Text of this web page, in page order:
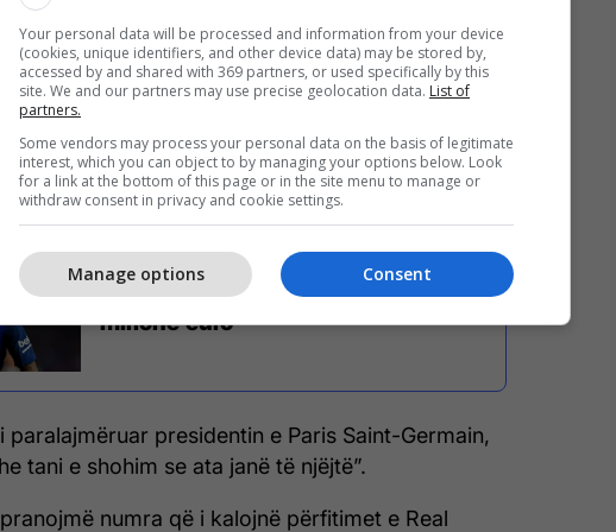
Javier Tebas, e hodhi poshtë
thënë se shkelet dukshëm Financial Fair Play
e paguan klauzolaën e plotë ne do t’i
thënë Tebas për Sport dhe AS.
Neymar do t’i kushtojë PSG-së 502
milionë euro
paralajmëruar presidentin e Paris Saint-Germain,
tani e shohim se ata janë të njëjtë”.
numra që i kalojnë përfitimet e Real
Your personal data will be processed and information from your device
(cookies, unique identifiers, and other device data) may be stored by,
accessed by and shared with 369 partners, or used specifically by this
site. We and our partners may use precise geolocation data. List of
partners.
Some vendors may process your personal data on the basis of legitimate
interest, which you can object to by managing your options below. Look
for a link at the bottom of this page or in the site menu to manage or
withdraw consent in privacy and cookie settings.
Consent
Manage options